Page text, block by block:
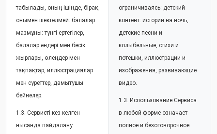
табылады, оның ішінде, бірақ
онымен шектелмей: балалар
мазмұны: түнгі ертегілер,
балалар әндері мен бесік
жырлары, өлеңдер мен
тақпақтар, иллюстрациялар
мен суреттер, дамытушы
бейнелер.
1.3. Сервисті кез келген
нысанда пайдалану
ограничиваясь: детский
контент: истории на ночь,
детские песни и
колыбельные, стихи и
потешки, иллюстрации и
изображения, развивающие
видео.
1.3. Использование Сервиса
в любой форме означает
полное и безоговорочное